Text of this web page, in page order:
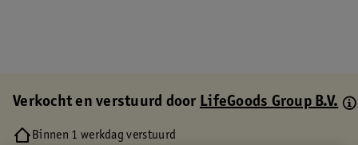
Verkocht en verstuurd doorLifeGoods Group B.V.
Binnen 1 werkdag verstuurd